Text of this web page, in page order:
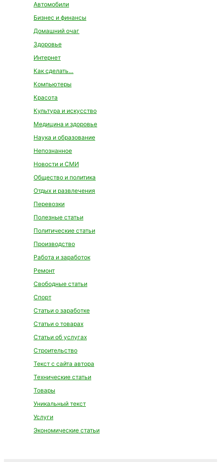
Автомобили
Бизнес и финансы
Домашний очаг
Здоровье
Интернет
Как сделать…
Компьютеры
Красота
Культура и искусство
Медицина и здоровье
Наука и образование
Непознанное
Новости и СМИ
Общество и политика
Отдых и развлечения
Перевозки
Полезные статьи
Политические статьи
Производство
Работа и заработок
Ремонт
Свободные статьи
Спорт
Статьи о заработке
Статьи о товарах
Статьи об услугах
Строительство
Текст с сайта автора
Технические статьи
Товары
Уникальный текст
Услуги
Экономические статьи